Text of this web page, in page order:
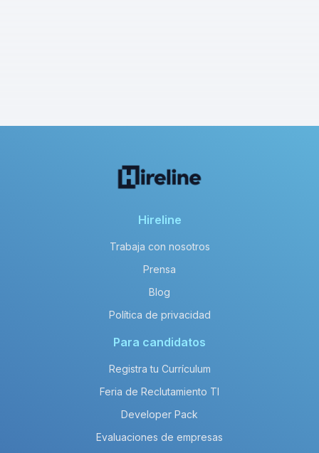
Hireline
Trabaja con nosotros
Prensa
Blog
Política de privacidad
Para candidatos
Registra tu Currículum
Feria de Reclutamiento TI
Developer Pack
Evaluaciones de empresas